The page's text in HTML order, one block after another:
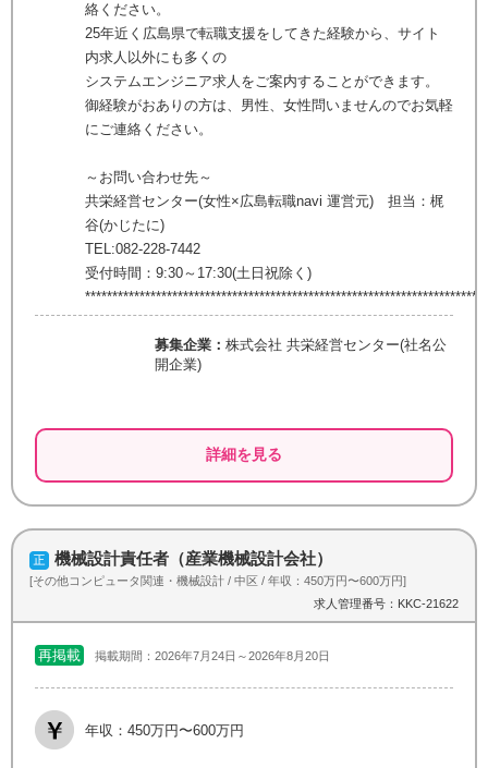
絡ください。
25年近く広島県で転職支援をしてきた経験から、サイト
内求人以外にも多くの
システムエンジニア求人をご案内することができます。
御経験がおありの方は、男性、女性問いませんのでお気軽
にご連絡ください。
～お問い合わせ先～
共栄経営センター(女性×広島転職navi 運営元) 担当：梶
谷(かじたに)
TEL:082-228-7442
受付時間：9:30～17:30(土日祝除く)
************************************************************************
募集企業： 株式会社 共栄経営センター(社名公
開企業)
詳細を見る
機械設計責任者（産業機械設計会社）
[その他コンピュータ関連・機械設計 / 中区 / 年収：450万円〜600万円]
求人管理番号：KKC-21622
再掲載 掲載期間：2026年7月24日～2026年8月20日
年収：450万円〜600万円